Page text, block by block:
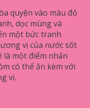
quyện vào màu đỏ
dọc mùng và
một bức tranh
vị của nước sốt
là một điểm nhấn
có thể ăn kèm với
vị.